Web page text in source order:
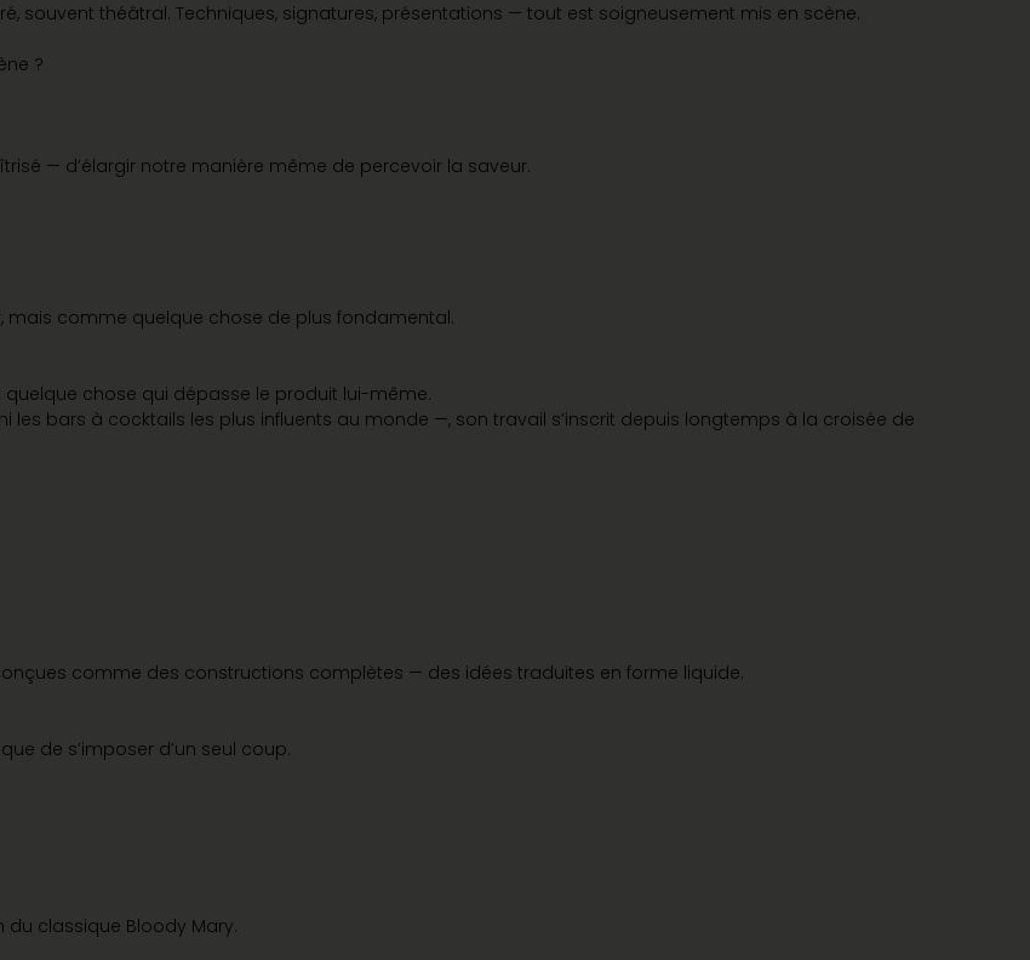
souvent théâtral. Techniques, signatures, présentations — tout est soigneusement mis en scène.
?
— d’élargir notre manière même de percevoir la saveur.
comme quelque chose de plus fondamental.
chose qui dépasse le produit lui-même.
bars à cocktails les plus influents au monde —, son travail s’inscrit depuis longtemps à la croisée de
comme des constructions complètes — des idées traduites en forme liquide.
de s’imposer d’un seul coup.
du classique Bloody Mary.